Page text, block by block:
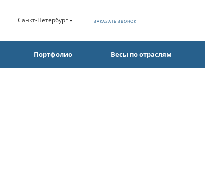
Санкт-Петербург ЗАКАЗАТЬ ЗВОНОК
Портфолио Весы по отраслям